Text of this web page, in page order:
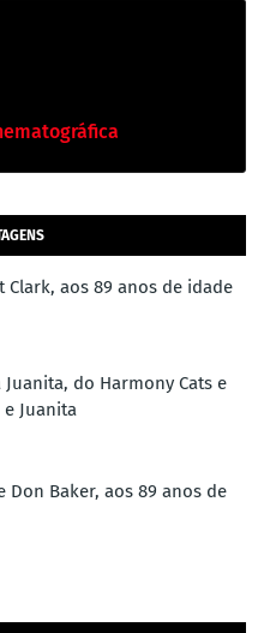
aos 89 anos de idade
do Harmony Cats e
Juanita
Don Baker, aos 89 anos de